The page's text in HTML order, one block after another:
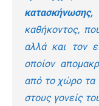
καθήκοντος,
αλλά και τον
οποίον
από το χώρο τα
στους γονείς